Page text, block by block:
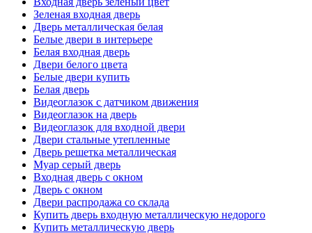
Зеленая входная дверь
Дверь металлическая белая
Белые двери в интерьере
Белая входная дверь
Двери белого цвета
Белые двери купить
Белая дверь
Видеоглазок с датчиком движения
Видеоглазок на дверь
Видеоглазок для входной двери
Двери стальные утепленные
Дверь решетка металлическая
Муар серый дверь
Входная дверь с окном
Дверь с окном
Двери распродажа со склада
Купить дверь входную металлическую недорого
Купить металлическую дверь